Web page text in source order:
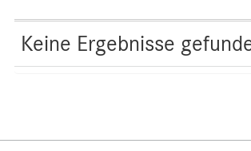
Keine Ergebnisse